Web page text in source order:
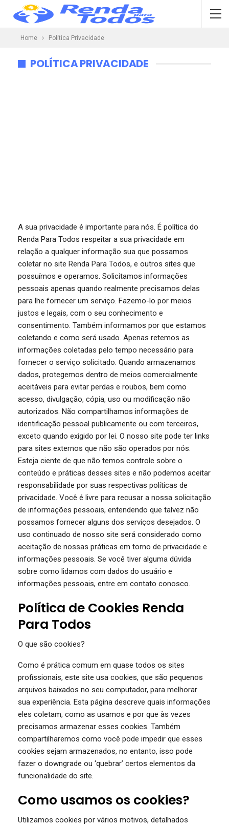
Home Política Privacidade
POLÍTICA PRIVACIDADE
A sua privacidade é importante para nós. É política do
Renda Para Todos respeitar a sua privacidade em
relação a qualquer informação sua que possamos
coletar no site Renda Para Todos, e outros sites que
possuímos e operamos. Solicitamos informações
pessoais apenas quando realmente precisamos delas
para lhe fornecer um serviço. Fazemo-lo por meios
justos e legais, com o seu conhecimento e
consentimento. Também informamos por que estamos
coletando e como será usado. Apenas retemos as
informações coletadas pelo tempo necessário para
fornecer o serviço solicitado. Quando armazenamos
dados, protegemos dentro de meios comercialmente
aceitáveis para evitar perdas e roubos, bem como
acesso, divulgação, cópia, uso ou modificação não
autorizados. Não compartilhamos informações de
identificação pessoal publicamente ou com terceiros,
exceto quando exigido por lei. O nosso site pode ter links
para sites externos que não são operados por nós.
Esteja ciente de que não temos controle sobre o
conteúdo e práticas desses sites e não podemos aceitar
responsabilidade por suas respectivas políticas de
privacidade. Você é livre para recusar a nossa solicitação
de informações pessoais, entendendo que talvez não
possamos fornecer alguns dos serviços desejados. O
uso continuado de nosso site será considerado como
aceitação de nossas práticas em torno de privacidade e
informações pessoais. Se você tiver alguma dúvida
sobre como lidamos com dados do usuário e
informações pessoais, entre em contato conosco.
Política de Cookies Renda
Para Todos
O que são cookies?
Como é prática comum em quase todos os sites
profissionais, este site usa cookies, que são pequenos
arquivos baixados no seu computador, para melhorar
sua experiência. Esta página descreve quais informações
eles coletam, como as usamos e por que às vezes
precisamos armazenar esses cookies. Também
compartilharemos como você pode impedir que esses
cookies sejam armazenados, no entanto, isso pode
fazer o downgrade ou ‘quebrar’ certos elementos da
funcionalidade do site.
Como usamos os cookies?
Utilizamos cookies por vários motivos, detalhados